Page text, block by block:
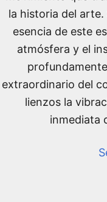
la historia del
esencia de este
atmósfera y el
extraordinario del
lienzos la
inmediata